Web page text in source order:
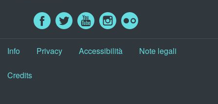
Info Privacy Accessibilità Note legali
Credits